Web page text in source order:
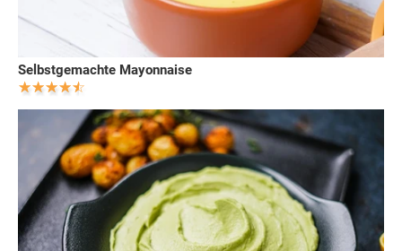
Selbstgemachte Mayonnaise